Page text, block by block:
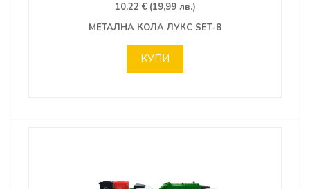
10,22 € (19,99 лв.)
МЕТАЛНА КОЛА ЛУКС SET-8
КУПИ